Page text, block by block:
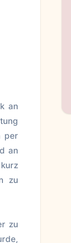
an
per
an
zu
zu